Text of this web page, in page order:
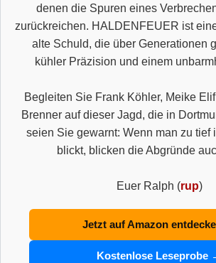
denen die Spuren eines
zurückreichen. HALDENFEUER ist
alte Schuld, die über Generationen
kühler Präzision und einem
Begleiten Sie Frank Köhler, Meike
Brenner auf dieser Jagd, die in
seien Sie gewarnt: Wenn man zu tief
blickt, blicken die Abgründe
Euer Ralph (rup)
Jetzt auf Amazon
Kostenlose Leseprobe